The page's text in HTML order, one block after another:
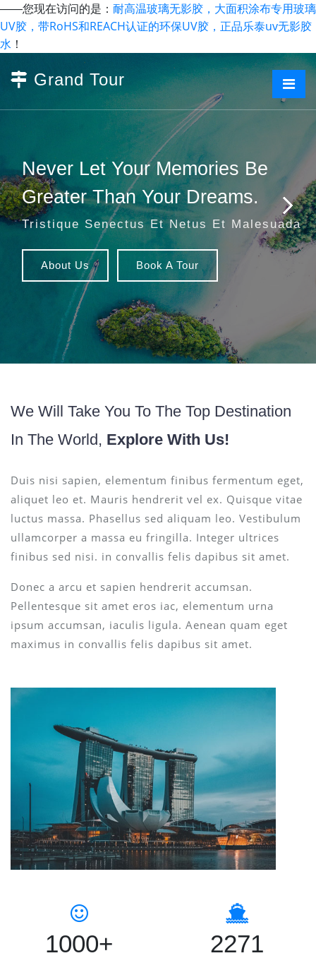
——您现在访问的是： 耐高温玻璃无影胶，大面积涂布专用玻璃
UV胶，带RoHS和REACH认证的环保UV胶，正品乐泰uv无影胶
水 ！
Grand Tour
Never Let Your Memories Be
Greater Than Your Dreams.
Tristique Senectus Et Netus Et Malesuada
About Us Book A Tour
We Will Take You To The Top Destination
In The World, Explore With Us!
Duis nisi sapien, elementum finibus fermentum eget,
aliquet leo et. Mauris hendrerit vel ex. Quisque vitae
luctus massa. Phasellus sed aliquam leo. Vestibulum
ullamcorper a massa eu fringilla. Integer ultrices
finibus sed nisi. in convallis felis dapibus sit amet.
Donec a arcu et sapien hendrerit accumsan.
Pellentesque sit amet eros iac, elementum urna
ipsum accumsan, iaculis ligula. Aenean quam eget
maximus in convallis felis dapibus sit amet.
1000+ 2271